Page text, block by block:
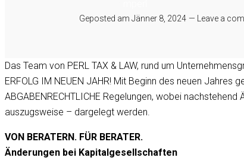
Geposted amJänner 8, 2024 Leave a
Das Team von PERL TAX & LAW, rund um
ERFOLG IM NEUEN JAHR! Mit Beginn des neuen Jahres
ABGABENRECHTLICHE Regelungen, wobei
auszugsweise – dargelegt werden.
VON BERATERN. FÜR BERATER.
Änderungen bei Kapitalgesellschaften